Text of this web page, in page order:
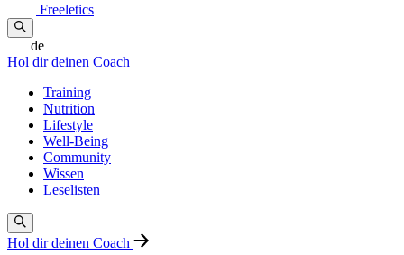
Freeletics
de
Hol dir deinen Coach
Training
Nutrition
Lifestyle
Well-Being
Community
Wissen
Leselisten
Hol dir deinen Coach